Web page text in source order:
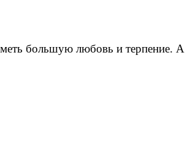
большую любовь и терпение. А